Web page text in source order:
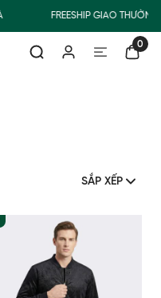
FREESHIP GIAO
0
SẮP XẾP